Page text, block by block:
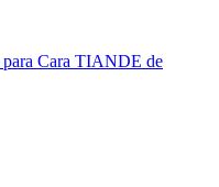
para Cara TIANDE de